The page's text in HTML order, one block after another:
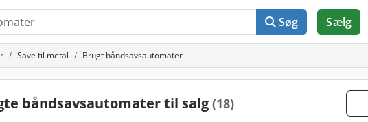
Søg Sælg
Save til metal Brugt båndsavsautomater
båndsavsautomater til salg (18)